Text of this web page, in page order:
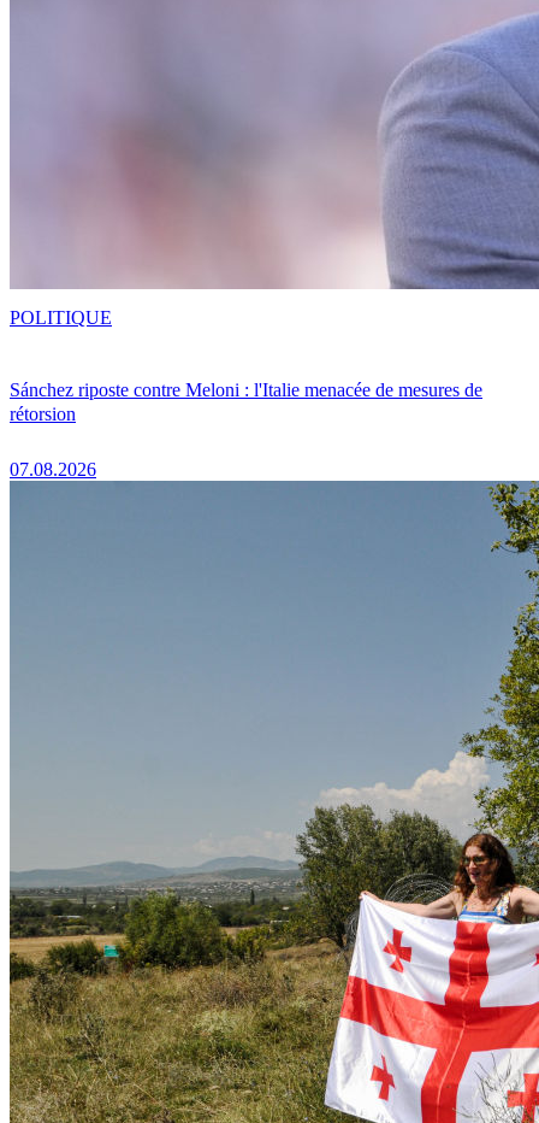
Sánchez riposte contre Meloni : l'Italie menacée de mesures de
rétorsion
07.08.2026
POLITIQUE